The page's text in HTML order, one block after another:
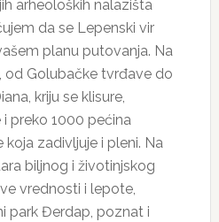
arheoloških nalazišta
da se Lepenski vir
planu putovanja. Na
od Golubačke tvrđave do
kriju se klisure,
i preko 1000 pećina
zadivljuje i pleni. Na
biljnog i životinjskog
vrednosti i lepote,
park Đerdap, poznat i